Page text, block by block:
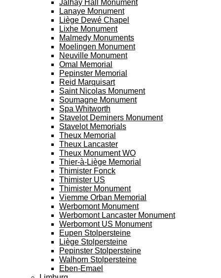
Jalhay Hall Monument
Lanaye Monument
Liège Dewé Chapel
Lixhe Monument
Malmedy Monuments
Moelingen Monument
Neuville Monument
Omal Memorial
Pepinster Memorial
Reid Marquisart
Saint Nicolas Monument
Soumagne Monument
Spa Whitworth
Stavelot Deminers Monument
Stavelot Memorials
Theux Memorial
Theux Lancaster
Theux Monument WO
Thier-à-Liège Memorial
Thimister Fonck
Thimister US
Thimister Monument
Viemme Orban Memorial
Werbomont Monument
Werbomont Lancaster Monument
Werbomont US Monument
Eupen Stolpersteine
Liège Stolpersteine
Pepinster Stolpersteine
Walhorn Stolpersteine
Eben-Emael